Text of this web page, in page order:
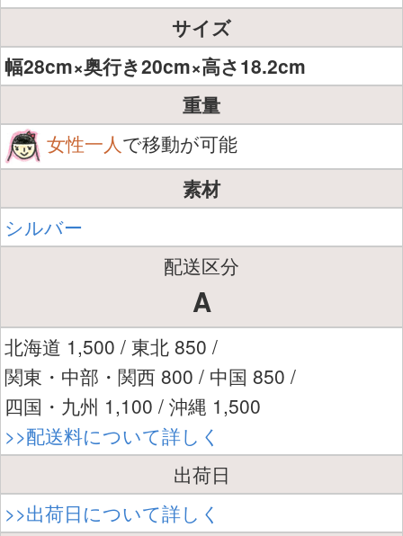
サイズ
幅28cm×奥行き20cm×高さ18.2cm
重量
女性一人で移動が可能
素材
シルバー
配送区分
A
北海道 1,500 / 東北 850 /
関東・中部・関西 800 / 中国 850 /
四国・九州 1,100 / 沖縄 1,500
>>配送料について詳しく
出荷日
>>出荷日について詳しく